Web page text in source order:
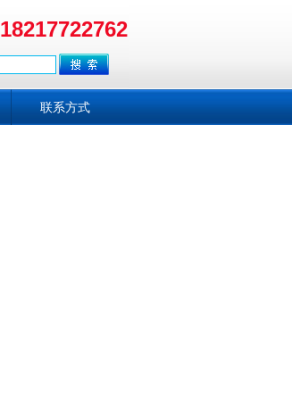
18217722762
联系方式